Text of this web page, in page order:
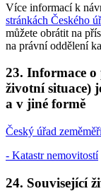
Více informací k
stránkách Českého
můžete obrátit na
na právní oddělení
23. Informace o
životní situace)
a v jiné formě
Český úřad
- Katastr nemovitostí
24. Související